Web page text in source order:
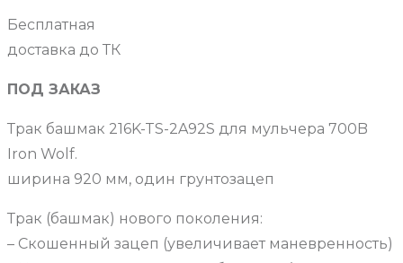
Бесплатная
доставка до ТК
ПОД ЗАКАЗ
Трак башмак 216K-TS-2A92S для мульчера 700B
Iron Wolf.
ширина 920 мм, один грунтозацеп
Трак (башмак) нового поколения:
– Скошенный зацеп (увеличивает маневренность)